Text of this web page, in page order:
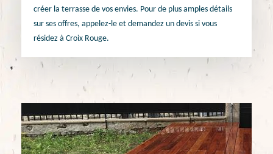
créer la terrasse de vos envies. Pour de plus amples détails
sur ses offres, appelez-le et demandez un devis si vous
résidez à Croix Rouge.